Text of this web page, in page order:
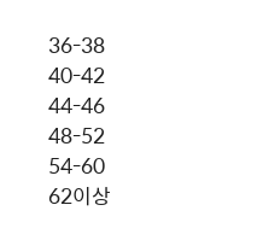
36-38
40-42
44-46
48-52
54-60
62이상